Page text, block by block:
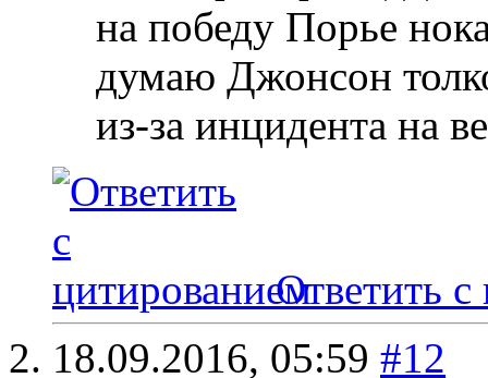
на победу Порье
думаю Джонсон
из-за инцидента на
Ответить с
18.09.2016, 05:59 #12